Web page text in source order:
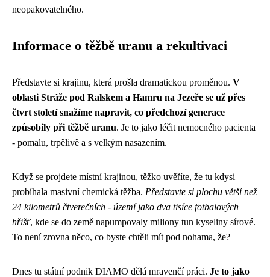
neopakovatelného.
Informace o těžbě uranu a rekultivaci
Představte si krajinu, která prošla dramatickou proměnou. V
oblasti Stráže pod Ralskem a Hamru na Jezeře se už přes
čtvrt století snažíme napravit, co předchozí generace
způsobily při těžbě uranu. Je to jako léčit nemocného pacienta
- pomalu, trpělivě a s velkým nasazením.
Když se projdete místní krajinou, těžko uvěříte, že tu kdysi
probíhala masivní chemická těžba. Představte si plochu větší než
24 kilometrů čtverečních - území jako dva tisíce fotbalových
hřišť, kde se do země napumpovaly miliony tun kyseliny sírové.
To není zrovna něco, co byste chtěli mít pod nohama, že?
Dnes tu státní podnik DIAMO dělá mravenčí práci. Je to jako